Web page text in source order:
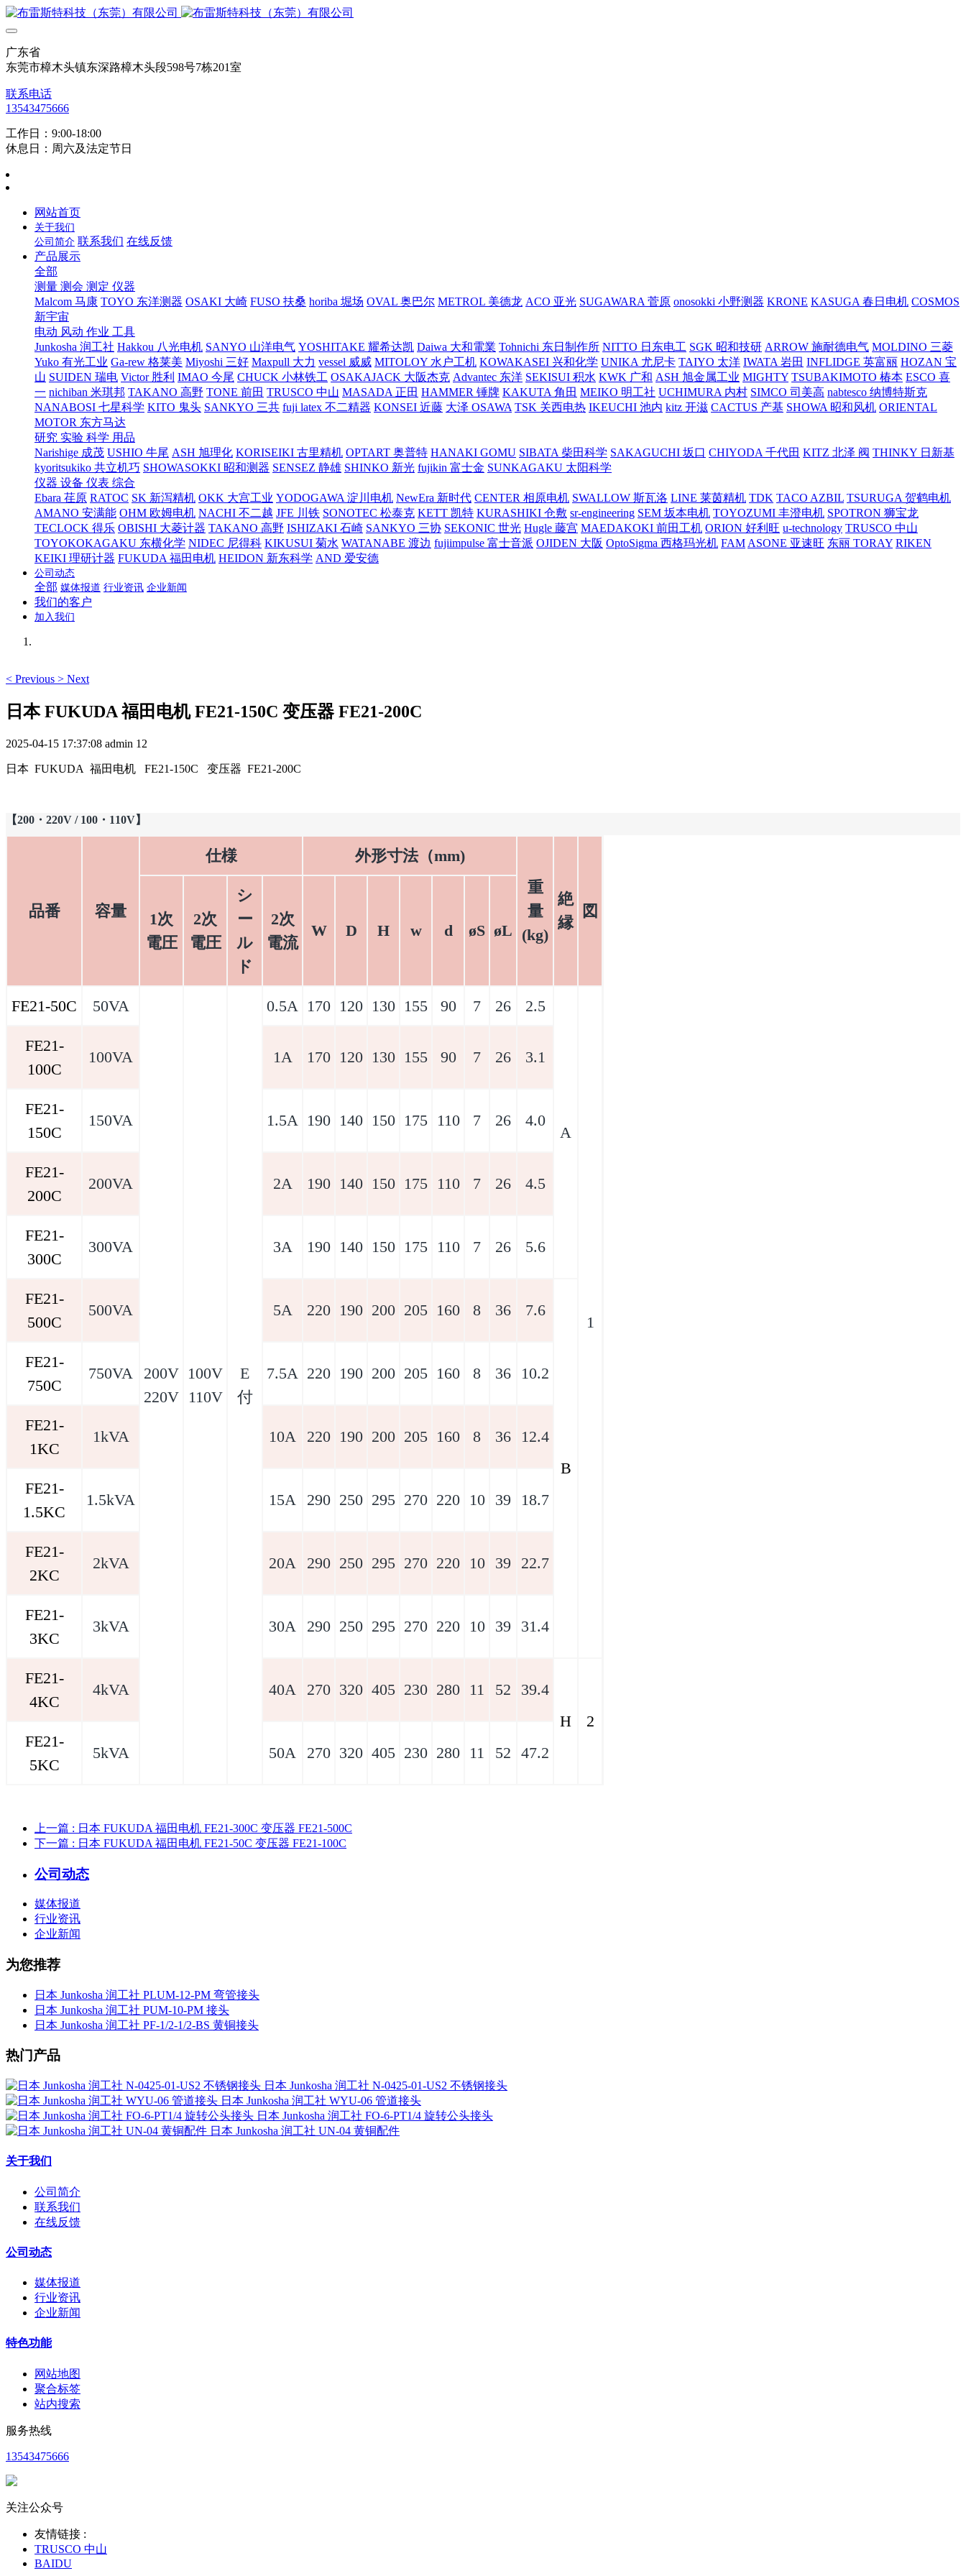
广东省
东莞市樟木头镇东深路樟木头段598号7栋201室
联系电话
13543475666
工作日：9:00-18:00
休息日：周六及法定节日
网站首页
关于我们
公司简介 联系我们 在线反馈
产品展示
全部
测量 测会 测定 仪器
Malcom 马康 TOYO 东洋测器 OSAKI 大崎 FUSO 扶桑 horiba 堀场 OVAL 奥巴尔 METROL 美德龙 ACO 亚光 SUGAWARA 菅原 onosokki 小野测器 KRONE KASUGA 春日电机 COSMOS
新宇宙
电动 风动 作业 工具
Junkosha 润工社 Hakkou 八光电机 SANYO 山洋电气 YOSHITAKE 耀希达凯 Daiwa 大和電業 Tohnichi 东日制作所 NITTO 日东电工 SGK 昭和技研 ARROW 施耐德电气 MOLDINO 三菱
Yuko 有光工业 Ga-rew 格莱美 Miyoshi 三好 Maxpull 大力 vessel 威威 MITOLOY 水户工机 KOWAKASEI 兴和化学 UNIKA 尤尼卡 TAIYO 太洋 IWATA 岩田 INFLIDGE 英富丽 HOZAN 宝
山 SUIDEN 瑞电 Victor 胜利 IMAO 今尾 CHUCK 小林铁工 OSAKAJACK 大阪杰克 Advantec 东洋 SEKISUI 积水 KWK 广和 ASH 旭金属工业 MIGHTY TSUBAKIMOTO 椿本 ESCO 喜
一 nichiban 米琪邦 TAKANO 高野 TONE 前田 TRUSCO 中山 MASADA 正田 HAMMER 锤牌 KAKUTA 角田 MEIKO 明工社 UCHIMURA 内村 SIMCO 司美高 nabtesco 纳博特斯克
NANABOSI 七星科学 KITO 鬼头 SANKYO 三共 fuji latex 不二精器 KONSEI 近藤 大泽 OSAWA TSK 关西电热 IKEUCHI 池内 kitz 开滋 CACTUS 产基 SHOWA 昭和风机 ORIENTAL
MOTOR 东方马达
研究 实验 科学 用品
Narishige 成茂 USHIO 牛尾 ASH 旭理化 KORISEIKI 古里精机 OPTART 奥普特 HANAKI GOMU SIBATA 柴田科学 SAKAGUCHI 坂口 CHIYODA 千代田 KITZ 北泽 阀 THINKY 日新基
kyoritsukiko 共立机巧 SHOWASOKKI 昭和测器 SENSEZ 静雄 SHINKO 新光 fujikin 富士金 SUNKAGAKU 太阳科学
仪器 设备 仪表 综合
Ebara 荏原 RATOC SK 新泻精机 OKK 大宫工业 YODOGAWA 淀川电机 NewEra 新时代 CENTER 相原电机 SWALLOW 斯瓦洛 LINE 莱茵精机 TDK TACO AZBIL TSURUGA 贺鹤电机
AMANO 安满能 OHM 欧姆电机 NACHI 不二越 JFE 川铁 SONOTEC 松泰克 KETT 凯特 KURASHIKI 仓敷 sr-engineering SEM 坂本电机 TOYOZUMI 丰澄电机 SPOTRON 狮宝龙
TECLOCK 得乐 OBISHI 大菱计器 TAKANO 高野 ISHIZAKI 石崎 SANKYO 三协 SEKONIC 世光 Hugle 藤宫 MAEDAKOKI 前田工机 ORION 好利旺 u-technology TRUSCO 中山
TOYOKOKAGAKU 东横化学 NIDEC 尼得科 KIKUSUI 菊水 WATANABE 渡边 fujiimpulse 富士音派 OJIDEN 大阪 OptoSigma 西格玛光机 FAM ASONE 亚速旺 东丽 TORAY RIKEN
KEIKI 理研计器 FUKUDA 福田电机 HEIDON 新东科学 AND 爱安德
公司动态
全部 媒体报道 行业资讯 企业新闻
我们的客户
加入我们
< Previous > Next
日本 FUKUDA 福田电机 FE21-150C 变压器 FE21-200C
2025-04-15 17:37:08 admin 12
日本 FUKUDA 福田电机 FE21-150C 变压器 FE21-200C
【200・220V / 100・110V】
品番 容量
仕様
外形寸法（mm)
重
量
(kg)
絶
縁
図
1次
電圧
2次
電圧
シ
ー
ル
ド
2次
電流
W D H w d øS øL
FE21-50C 50VA
200V
220V
100V
110V
E
付
0.5A 170 120 130 155 90 7 26 2.5
A
1
FE21-
100C
100VA 1A 170 120 130 155 90 7 26 3.1
FE21-
150C
150VA 1.5A 190 140 150 175 110 7 26 4.0
FE21-
200C
200VA 2A 190 140 150 175 110 7 26 4.5
FE21-
300C
300VA 3A 190 140 150 175 110 7 26 5.6
FE21-
500C
500VA 5A 220 190 200 205 160 8 36 7.6
B
FE21-
750C
750VA 7.5A 220 190 200 205 160 8 36 10.2
FE21-
1KC
1kVA 10A 220 190 200 205 160 8 36 12.4
FE21-
1.5KC
1.5kVA 15A 290 250 295 270 220 10 39 18.7
FE21-
2KC
2kVA 20A 290 250 295 270 220 10 39 22.7
FE21-
3KC
3kVA 30A 290 250 295 270 220 10 39 31.4
FE21-
4KC
4kVA 40A 270 320 405 230 280 11 52
39.4
H
2
FE21-
5KC
5kVA 50A 270 320 405 230 280 11 52 47.2
上一篇 : 日本 FUKUDA 福田电机 FE21-300C 变压器 FE21-500C
下一篇 : 日本 FUKUDA 福田电机 FE21-50C 变压器 FE21-100C
公司动态
媒体报道
行业资讯
企业新闻
为您推荐
日本 Junkosha 润工社 PLUM-12-PM 弯管接头
日本 Junkosha 润工社 PUM-10-PM 接头
日本 Junkosha 润工社 PF-1/2-1/2-BS 黄铜接头
热门产品
日本 Junkosha 润工社 N-0425-01-US2 不锈钢接头
日本 Junkosha 润工社 WYU-06 管道接头
日本 Junkosha 润工社 FO-6-PT1/4 旋转公头接头
日本 Junkosha 润工社 UN-04 黄铜配件
关于我们
公司简介
联系我们
在线反馈
公司动态
媒体报道
行业资讯
企业新闻
特色功能
网站地图
聚合标签
站内搜索
服务热线
13543475666
关注公众号
友情链接 :
TRUSCO 中山
BAIDU